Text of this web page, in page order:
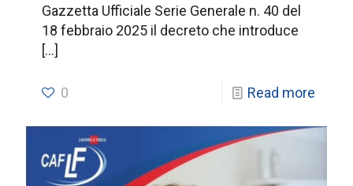
Gazzetta Ufficiale Serie Generale n. 40 del
18 febbraio 2025 il decreto che introduce
[…]
0 Read more